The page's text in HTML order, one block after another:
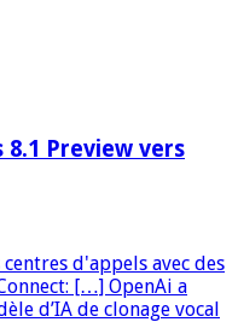
Preview vers
d'appels avec des
[…] OpenAi a
d’IA de clonage vocal